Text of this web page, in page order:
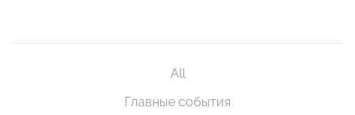
All
Главные события